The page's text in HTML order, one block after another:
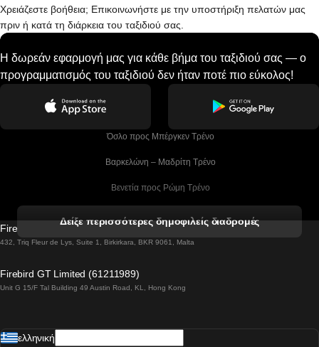
Χρειάζεστε βοήθεια; Επικοινωνήστε με την υποστήριξη πελατών μας
πριν ή κατά τη διάρκεια του ταξιδιού σας.
Η δωρεάν εφαρμογή μας για κάθε βήμα του ταξιδιού σας — ο
προγραμματισμός του ταξιδιού δεν ήταν ποτέ πιο εύκολος!
Όσλο προς Μπέργκεν Tρένο
Βαρκελώνη – Μαδρίτη Tρένο
Βενετία προς Ρώμη Τρένο
Βιέννη προς Σάλτσμπουργκ Τρένα
Βουδαπέστη προς Πράγα Tρένο
Δείξε περισσότερες δημοφιλείς διαδρομές
Firebird GT Limited (OC 1451)
432, Triq Fleur de Lys, Suite 1, Birkirkara, BKR 9061, Malta
Firebird GT Limited (61211989)
Unit G 15/F Tal Building 49 Austin Road, KL, Hong Kong
ελληνική